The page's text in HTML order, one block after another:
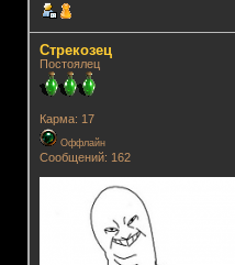
Стрекозец
Постоялец
Карма: 17
Оффлайн
Сообщений: 162